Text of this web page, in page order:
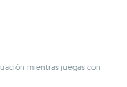
mientras juegas con